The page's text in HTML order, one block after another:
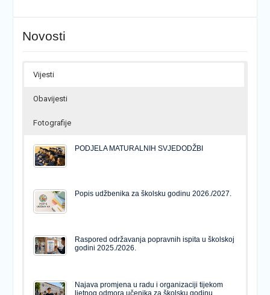
Novosti
Vijesti
Obavijesti
Fotografije
PODJELA MATURALNIH SVJEDODŽBI
Popis udžbenika za školsku godinu 2026./2027.
Raspored održavanja popravnih ispita u školskoj
godini 2025./2026.
Najava promjena u radu i organizaciji tijekom
ljetnog odmora učenika za školsku godinu